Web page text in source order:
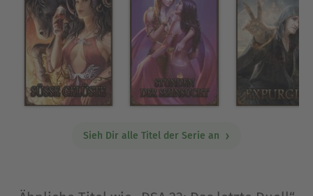
Sieh Dir alle Titel der Serie an